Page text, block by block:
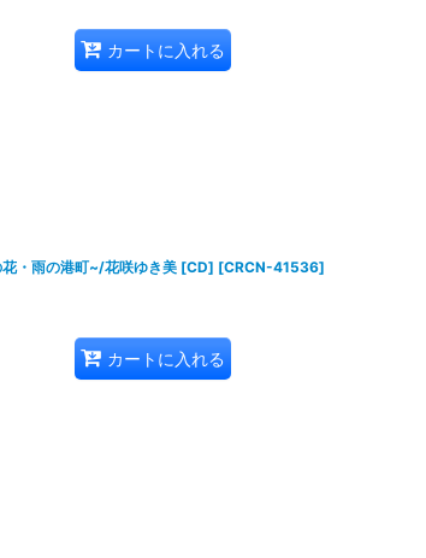
カートに入れる
・雨の港町~/花咲ゆき美 [CD] [CRCN-41536]
カートに入れる